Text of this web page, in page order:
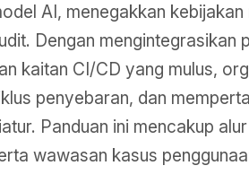
AI, menegakkan
Dengan mengintegrasikan
kaitan CI/CD yang mulus,
penyebaran, dan
Panduan ini mencakup
wawasan kasus